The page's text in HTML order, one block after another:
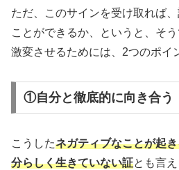
ただ、このサインを受け取れば
ことができるか、というと、そ
激変させるためには、2つのポイ
①自分と徹底的に向き合う
こうしたネガティブなことが起
分らしく生きていない証とも言え